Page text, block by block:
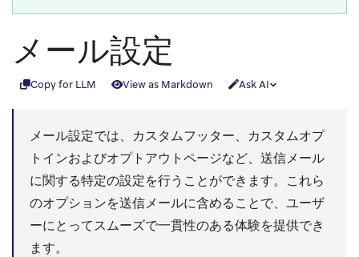
メール設定
Copy for LLM View as Markdown Ask AI
メール設定では、カスタムフッター、カスタムオプ
トインおよびオプトアウトページなど、送信メール
に関する特定の設定を行うことができます。これら
のオプションを送信メールに含めることで、ユーザ
ーにとってスムーズで一貫性のある体験を提供でき
ます。